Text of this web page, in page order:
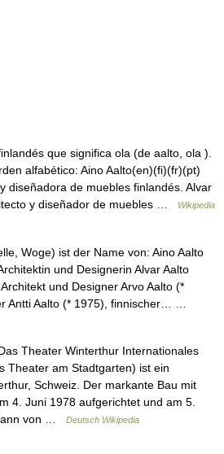
que significa ola (de aalto, ola ).
alfabético: Aino Aalto(en)(fi)(fr)(pt)
diseñadora de muebles finlandés. Alvar
y diseñador de muebles …
Wikipedia
Woge) ist der Name von: Aino Aalto
und Designerin Alvar Aalto
und Designer Arvo Aalto (*
Antti Aalto (* 1975), finnischer… …
Theater Winterthur Internationales
Theater am Stadtgarten) ist ein
Schweiz. Der markante Bau mit
4. Juni 1978 aufgerichtet und am 5.
von …
Deutsch Wikipedia